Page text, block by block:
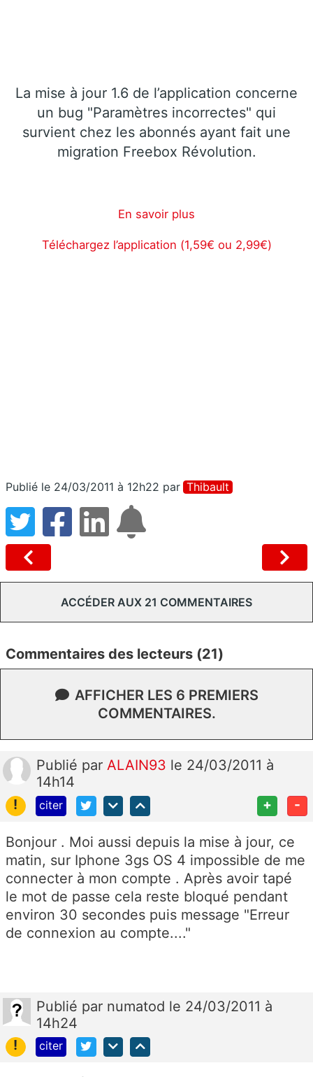
La mise à jour 1.6 de l’application concerne
un bug "Paramètres incorrectes" qui
survient chez les abonnés ayant fait une
migration Freebox Révolution.
En savoir plus
Téléchargez l’application (1,59€ ou 2,99€)
Publié le 24/03/2011 à 12h22 par Thibault
ACCÉDER AUX 21 COMMENTAIRES
Commentaires des lecteurs (21)
AFFICHER LES 6 PREMIERS
COMMENTAIRES.
Publié par ALAIN93 le 24/03/2011 à
14h14
!
citer + -
Bonjour . Moi aussi depuis la mise à jour, ce
matin, sur Iphone 3gs OS 4 impossible de me
connecter à mon compte . Après avoir tapé
le mot de passe cela reste bloqué pendant
environ 30 secondes puis message "Erreur
de connexion au compte...."
Publié par numatod le 24/03/2011 à
14h24
!
citer